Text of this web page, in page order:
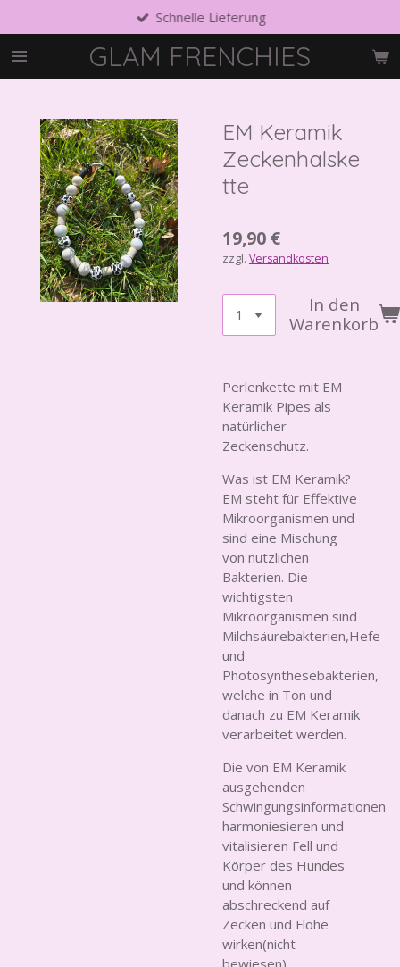
Hauptinhalt
springen
GLAM FRENCHIES
Schnelle Lieferung
EM Keramik
Zeckenhalske
tte
19,90 €
zzgl. Versandkosten
In den
Warenkorb
Perlenkette mit EM
Keramik Pipes als
natürlicher
Zeckenschutz.
Was ist EM Keramik?
EM steht für Effektive
Mikroorganismen und
sind eine Mischung
von nützlichen
Bakterien. Die
wichtigsten
Mikroorganismen sind
Milchsäurebakterien,Hefe
und
Photosynthesebakterien,
welche in Ton und
danach zu EM Keramik
verarbeitet werden.
Die von EM Keramik
ausgehenden
Schwingungsinformationen
harmoniesieren und
vitalisieren Fell und
Körper des Hundes
und können
abschreckend auf
Zecken und Flöhe
wirken(nicht
bewiesen)